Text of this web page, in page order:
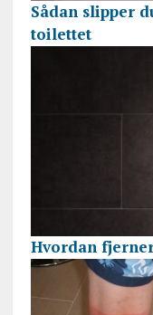
Sådan slipper
toilettet
Hvordan